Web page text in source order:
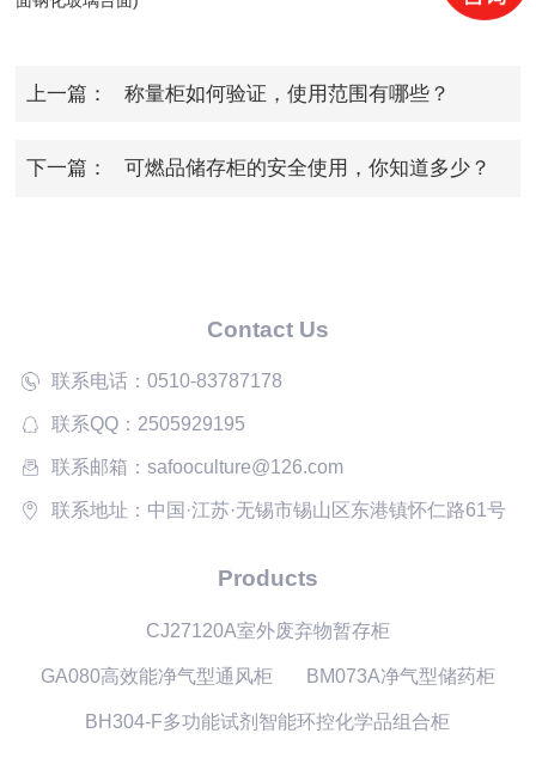
上一篇： 称量柜如何验证，使用范围有哪些？
下一篇： 可燃品储存柜的安全使用，你知道多少？
Contact Us
联系电话：0510-83787178
联系QQ：2505929195
联系邮箱：safooculture@126.com
联系地址：中国·江苏·无锡市锡山区东港镇怀仁路61号
Products
CJ27120A室外废弃物暂存柜
GA080高效能净气型通风柜 BM073A净气型储药柜
BH304-F多功能试剂智能环控化学品组合柜